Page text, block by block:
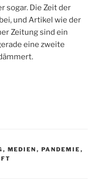
sogar. Die Zeit der
und Artikel wie der
Zeitung sind ein
eine zweite
, MEDIEN , PANDEMIE ,